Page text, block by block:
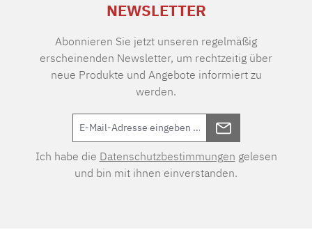
NEWSLETTER
Abonnieren Sie jetzt unseren regelmäßig
erscheinenden Newsletter, um rechtzeitig über
neue Produkte und Angebote informiert zu
werden.
Ich habe die Datenschutzbestimmungen gelesen
und bin mit ihnen einverstanden.